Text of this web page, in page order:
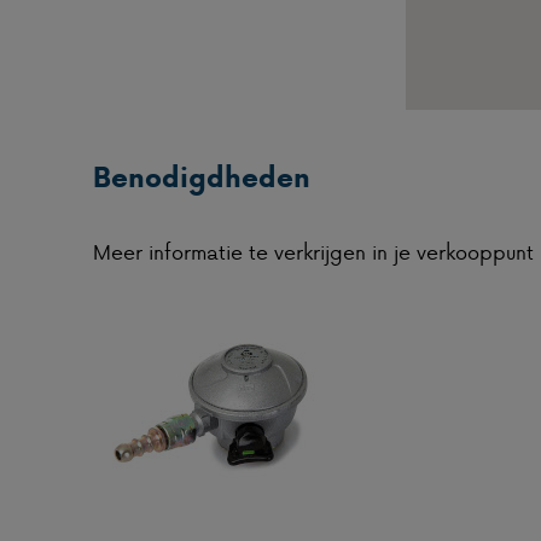
Benodigdheden
Meer informatie te verkrijgen in je verkooppunt